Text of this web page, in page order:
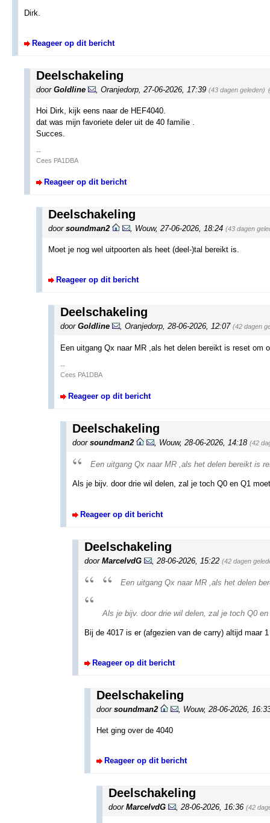
Dirk.
Reageer op dit bericht
Deelschakeling
door Goldline , Oranjedorp, 27-06-2026, 17:39 (43 dagen geleden)
Hoi Dirk, kijk eens naar de HEF4040.
dat was mijn favoriete deler uit de 40 familie .
Succes.
--
Cees PA1DBA
Reageer op dit bericht
Deelschakeling
door soundman2 , Wouw, 27-06-2026, 18:24 (43 dagen
Moet je nog wel uitpoorten als heet (deel-)tal bereikt is.
Reageer op dit bericht
Deelschakeling
door Goldline , Oranjedorp, 28-06-2026, 12:07 (42 dagen
Een uitgang Qx naar MR ,als het delen bereikt is reset om
--
Cees PA1DBA
Reageer op dit bericht
Deelschakeling
door soundman2 , Wouw, 28-06-2026, 14:18 (42
Een uitgang Qx naar MR ,als het delen bereikt is
Als je bijv. door drie wil delen, zal je toch Q0 en Q1
Reageer op dit bericht
Deelschakeling
door MarcelvdG 28-06-2026, 15:22 (42 dagen
Een uitgang Qx naar MR ,als het delen
Als je bijv. door drie wil delen, zal je toch Q0
Bij de 4017 is er (afgezien van de carry) altijd maar
Reageer op dit bericht
Deelschakeling
door soundman2 Wouw, 28-06-2026,
Het ging over de 4040
Reageer op dit bericht
Deelschakeling
door MarcelvdG , 28-06-2026, 16:36 (42